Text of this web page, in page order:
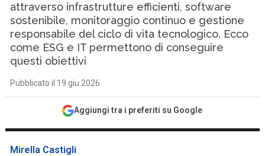
attraverso infrastrutture efficienti, software
sostenibile, monitoraggio continuo e gestione
responsabile del ciclo di vita tecnologico. Ecco
come ESG e IT permettono di conseguire
questi obiettivi
Pubblicato il 19 giu 2026
Aggiungi tra i preferiti su Google
Mirella Castigli